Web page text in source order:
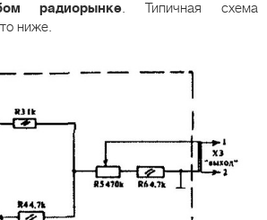
радиорынке. Типичная схема
ниже.